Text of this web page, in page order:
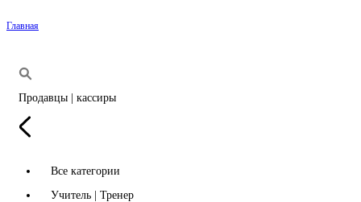
Главная
Продавцы | кассиры
Все категории
Учитель | Тренер